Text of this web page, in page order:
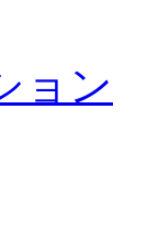
ョン